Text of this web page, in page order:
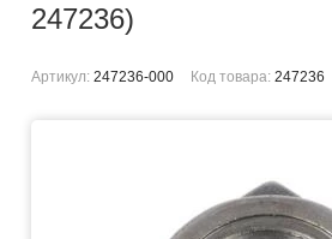
247236)
Артикул: 247236-000 Код товара: 247236